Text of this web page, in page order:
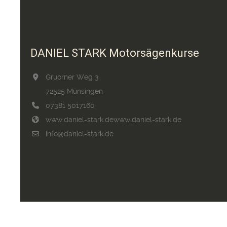
DANIEL STARK Motorsägenkurse
Gruorner Weg 3
72525 Münsingen
07381 5017160
www.daniel-stark.dewww.daniel-stark.de
info@daniel-stark.de